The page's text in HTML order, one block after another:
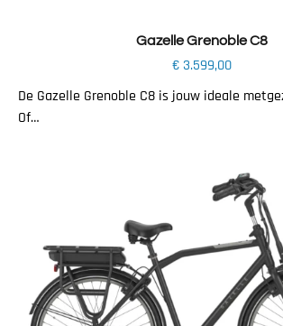
Gazelle Grenoble C8
€3.599,00
De Gazelle Grenoble C8 is jouw ideale
Of…